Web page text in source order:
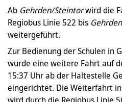
Ab Gehrden/Steintorwird die
Regiobus Linie 522 bis
weitergeführt.
Zur Bedienung der Schulen in
wurde eine weitere Fahrt auf
15:37 Uhr ab der Haltestelle
eingerichtet. Die Weiterfahrt
wird durch die Regiobus Linie